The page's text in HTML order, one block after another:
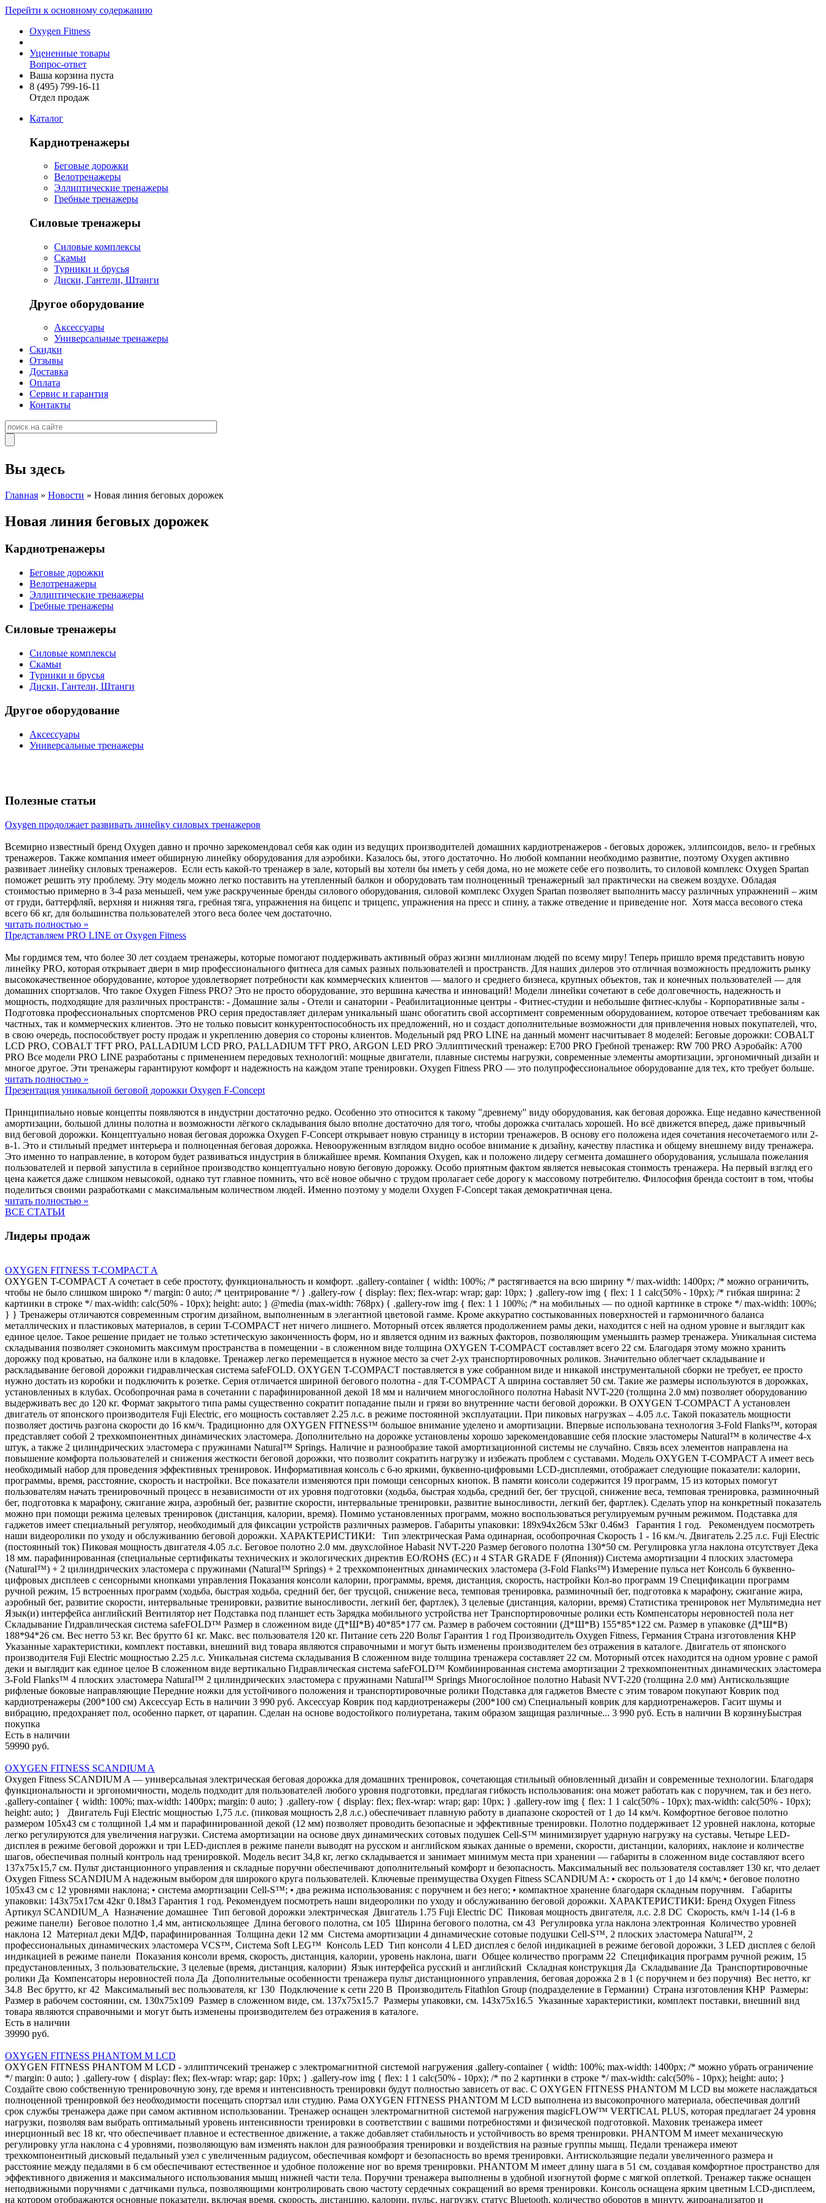
Перейти к основному содержанию
Oxygen Fitness
Уцененные товары
Вопрос-ответ
Ваша корзина пуста
8 (495) 799-16-11
Отдел продаж
Каталог
Кардиотренажеры
Беговые дорожки
Велотренажеры
Эллиптические тренажеры
Гребные тренажеры
Силовые тренажеры
Силовые комплексы
Скамьи
Турники и брусья
Диски, Гантели, Штанги
Другое оборудование
Аксессуары
Универсальные тренажеры
Скидки
Отзывы
Доставка
Оплата
Сервис и гарантия
Контакты
Вы здесь
Главная » Новости » Новая линия беговых дорожек
Новая линия беговых дорожек
Кардиотренажеры
Беговые дорожки
Велотренажеры
Эллиптические тренажеры
Гребные тренажеры
Силовые тренажеры
Силовые комплексы
Скамьи
Турники и брусья
Диски, Гантели, Штанги
Другое оборудование
Аксессуары
Универсальные тренажеры
Полезные статьи
Oxygen продолжает развивать линейку силовых тренажеров
Всемирно известный бренд Oxygen давно и прочно зарекомендовал себя как один из ведущих производителей домашних кардиотренажеров - беговых дорожек, эллипсоидов, вело- и гребных
тренажеров. Также компания имеет обширную линейку оборудования для аэробики. Казалось бы, этого достаточно. Но любой компании необходимо развитие, поэтому Oxygen активно
развивает линейку силовых тренажеров. Если есть какой-то тренажер в зале, который вы хотели бы иметь у себя дома, но не можете себе его позволить, то силовой комплекс Oxygen Spartan
поможет решить эту проблему. Эту модель можно легко поставить на утепленный балкон и оборудовать там полноценный тренажерный зал практически на свежем воздухе. Обладая
стоимостью примерно в 3-4 раза меньшей, чем уже раскрученные бренды силового оборудования, силовой комплекс Oxygen Spartan позволяет выполнить массу различных упражнений – жим
от груди, баттерфляй, верхняя и нижняя тяга, гребная тяга, упражнения на бицепс и трицепс, упражнения на пресс и спину, а также отведение и приведение ног. Хотя масса весового стека
всего 66 кг, для большинства пользователей этого веса более чем достаточно.
читать полностью »
Представляем PRO LINE от Oxygen Fitness
Мы гордимся тем, что более 30 лет создаем тренажеры, которые помогают поддерживать активный образ жизни миллионам людей по всему миру! Теперь пришло время представить новую
линейку PRO, которая открывает двери в мир профессионального фитнеса для самых разных пользователей и пространств. Для наших дилеров это отличная возможность предложить рынку
высококачественное оборудование, которое удовлетворяет потребности как коммерческих клиентов — малого и среднего бизнеса, крупных объектов, так и конечных пользователей — для
домашних спортзалов. Что такое Oxygen Fitness PRO? Это не просто оборудование, это вершина качества и инноваций! Модели линейки сочетают в себе долговечность, надежность и
мощность, подходящие для различных пространств: - Домашние залы - Отели и санатории - Реабилитационные центры - Фитнес-студии и небольшие фитнес-клубы - Корпоративные залы -
Подготовка профессиональных спортсменов PRO серия предоставляет дилерам уникальный шанс обогатить свой ассортимент современным оборудованием, которое отвечает требованиям как
частных, так и коммерческих клиентов. Это не только повысит конкурентоспособность их предложений, но и создаст дополнительные возможности для привлечения новых покупателей, что,
в свою очередь, поспособствует росту продаж и укреплению доверия со стороны клиентов. Модельный ряд PRO LINE на данный момент насчитывает 8 моделей: Беговые дорожки: COBALT
LCD PRO, COBALT TFT PRO, PALLADIUM LCD PRO, PALLADIUM TFT PRO, ARGON LED PRO Эллиптический тренажер: E700 PRO Гребной тренажер: RW 700 PRO Аэробайк: A700
PRO Все модели PRO LINE разработаны с применением передовых технологий: мощные двигатели, плавные системы нагрузки, современные элементы амортизации, эргономичный дизайн и
многое другое. Эти тренажеры гарантируют комфорт и надежность на каждом этапе тренировки. Oxygen Fitness PRO — это полупрофессиональное оборудование для тех, кто требует больше.
читать полностью »
Презентация уникальной беговой дорожки Oxygen F-Concept
Принципиально новые концепты появляются в индустрии достаточно редко. Особенно это относится к такому "древнему" виду оборудования, как беговая дорожка. Еще недавно качественной
амортизации, большой длины полотна и возможности лёгкого складывания было вполне достаточно для того, чтобы дорожка считалась хорошей. Но всё движется вперед, даже привычный
вид беговой дорожки. Концептуально новая беговая дорожка Oxygen F-Concept открывает новую страницу в истории тренажеров. В основу его положена идея сочетания несочетаемого или 2-
в-1. Это и стильный предмет интерьера и полноценная беговая дорожка. Невооруженным взглядом видно особое внимание к дизайну, качеству пластика и общему внешнему виду тренажера.
Это именно то направление, в котором будет развиваться индустрия в ближайшее время. Компания Oxygen, как и положено лидеру сегмента домашнего оборудования, услышала пожелания
пользователей и первой запустила в серийное производство концептуально новую беговую дорожку. Особо приятным фактом является невысокая стоимость тренажера. На первый взгляд его
цена кажется даже слишком невысокой, однако тут главное помнить, что всё новое обычно с трудом пролагает себе дорогу к массовому потребителю. Философия бренда состоит в том, чтобы
поделиться своими разработками с максимальным количеством людей. Именно поэтому у модели Oxygen F-Concept такая демократичная цена.
читать полностью »
ВСЕ СТАТЬИ
Лидеры продаж
OXYGEN FITNESS T-COMPACT A
OXYGEN T-COMPACT A сочетает в себе простоту, функциональность и комфорт. .gallery-container { width: 100%; /* растягивается на всю ширину */ max-width: 1400px; /* можно ограничить,
чтобы не было слишком широко */ margin: 0 auto; /* центрирование */ } .gallery-row { display: flex; flex-wrap: wrap; gap: 10px; } .gallery-row img { flex: 1 1 calc(50% - 10px); /* гибкая ширина: 2
картинки в строке */ max-width: calc(50% - 10px); height: auto; } @media (max-width: 768px) { .gallery-row img { flex: 1 1 100%; /* на мобильных — по одной картинке в строке */ max-width: 100%;
} } Тренажеры отличаются современным строгим дизайном, выполненным в элегантной цветовой гамме. Кроме аккуратно состыкованных поверхностей и гармоничного баланса
металлических и пластиковых материалов, в серии T-COMPACT нет ничего лишнего. Моторный отсек является продолжением рамы деки, находится с ней на одном уровне и выглядит как
единое целое. Такое решение придает не только эстетическую законченность форм, но и является одним из важных факторов, позволяющим уменьшить размер тренажера. Уникальная система
складывания позволяет сэкономить максимум пространства в помещении - в сложенном виде толщина OXYGEN T-COMPACT составляет всего 22 см. Благодаря этому можно хранить
дорожку под кроватью, на балконе или в кладовке. Тренажер легко перемещается в нужное место за счет 2-ух транспортировочных роликов. Значительно облегчает складывание и
раскладывание беговой дорожки гидравлическая система safeFOLD. OXYGEN T-COMPACT поставляется в уже собранном виде и никакой инструментальной сборки не требует, ее просто
нужно достать из коробки и подключить к розетке. Серия отличается шириной бегового полотна - для T-COMPACT A ширина составляет 50 см. Такие же размеры используются в дорожках,
установленных в клубах. Особопрочная рама в сочетании с парафинированной декой 18 мм и наличием многослойного полотна Habasit NVT-220 (толщина 2.0 мм) позволяет оборудованию
выдерживать вес до 120 кг. Формат закрытого типа рамы существенно сократит попадание пыли и грязи во внутренние части беговой дорожки. В OXYGEN T-COMPACT A установлен
двигатель от японского производителя Fuji Electric, его мощность составляет 2.25 л.с. в режиме постоянной эксплуатации. При пиковых нагрузках – 4.05 л.с. Такой показатель мощности
позволяет достичь разгона скорости до 16 км/ч. Традиционно для OXYGEN FITNESS™ большое внимание уделено и амортизации. Впервые использована технология 3-Fold Flanks™, которая
представляет собой 2 трехкомпонентных динамических эластомера. Дополнительно на дорожке установлены хорошо зарекомендовавшие себя плоские эластомеры Natural™ в количестве 4-х
штук, а также 2 цилиндрических эластомера с пружинами Natural™ Springs. Наличие и разнообразие такой амортизационной системы не случайно. Связь всех элементов направлена на
повышение комфорта пользователей и снижения жесткости беговой дорожки, что позволит сократить нагрузку и избежать проблем с суставами. Модель OXYGEN T-COMPACT A имеет весь
необходимый набор для проведения эффективных тренировок. Информативная консоль с 6-ю яркими, буквенно-цифровыми LCD-дисплеями, отображает следующие показатели: калории,
программы, время, расстояние, скорость и настройки. Все показатели изменяются при помощи сенсорных кнопок. В памяти консоли содержится 19 программ, 15 из которых помогут
пользователям начать тренировочный процесс в независимости от их уровня подготовки (ходьба, быстрая ходьба, средний бег, бег трусцой, снижение веса, темповая тренировка, разминочный
бег, подготовка к марафону, сжигание жира, аэробный бег, развитие скорости, интервальные тренировки, развитие выносливости, легкий бег, фартлек). Сделать упор на конкретный показатель
можно при помощи режима целевых тренировок (дистанция, калории, время). Помимо установленных программ, можно воспользоваться регулируемым ручным режимом. Подставка для
гаджетов имеет специальный регулятор, необходимый для фиксации устройств различных размеров. Габариты упаковки: 189х94х26см 53кг 0.46м3 Гарантия 1 год. Рекомендуем посмотреть
наши видеоролики по уходу и обслуживанию беговой дорожки. ХАРАКТЕРИСТИКИ: Тип электрическая Рама одинарная, особопрочная Скорость 1 - 16 км./ч. Двигатель 2.25 л.с. Fuji Electric
(постоянный ток) Пиковая мощность двигателя 4.05 л.с. Беговое полотно 2.0 мм. двухслойное Habasit NVT-220 Размер бегового полотна 130*50 см. Регулировка угла наклона отсутствует Дека
18 мм. парафинированная (специальные сертификаты технических и экологических директив EO/ROHS (ЕС) и 4 STAR GRADE F (Япония)) Система амортизации 4 плоских эластомера
(Natural™) + 2 цилиндрических эластомера с пружинами (Natural™ Springs) + 2 трехкомпонентных динамических эластомера (3-Fold Flanks™) Измерение пульса нет Консоль 6 буквенно-
цифровых дисплеев с сенсорными кнопками управления Показания консоли калории, программы, время, дистанция, скорость, настройки Кол-во программ 19 Спецификации программ
ручной режим, 15 встроенных программ (ходьба, быстрая ходьба, средний бег, бег трусцой, снижение веса, темповая тренировка, разминочный бег, подготовка к марафону, сжигание жира,
аэробный бег, развитие скорости, интервальные тренировки, развитие выносливости, легкий бег, фартлек), 3 целевые (дистанция, калории, время) Статистика тренировок нет Мультимедиа нет
Язык(и) интерфейса английский Вентилятор нет Подставка под планшет есть Зарядка мобильного устройства нет Транспортировочные ролики есть Компенсаторы неровностей пола нет
Складывание Гидравлическая система safeFOLD™ Размер в сложенном виде (Д*Ш*В) 40*85*177 см. Размер в рабочем состоянии (Д*Ш*В) 155*85*122 см. Размер в упаковке (Д*Ш*В)
188*94*26 см. Вес нетто 53 кг. Вес брутто 61 кг. Макс. вес пользователя 120 кг. Питание сеть 220 Вольт Гарантия 1 год Производитель Oxygen Fitness, Германия Страна изготовления КНР
Указанные характеристики, комплект поставки, внешний вид товара являются справочными и могут быть изменены производителем без отражения в каталоге. Двигатель от японского
производителя Fuji Electric мощностью 2.25 л.с. Уникальная система складывания В сложенном виде толщина тренажера составляет 22 см. Моторный отсек находится на одном уровне с рамой
деки и выглядит как единое целое В сложенном виде вертикально Гидравлическая система safeFOLD™ Комбинированная система амортизации 2 трехкомпонентных динамических эластомера
3-Fold Flanks™ 4 плоских эластомера Natural™ 2 цилиндрических эластомера с пружинами Natural™ Springs Многослойное полотно Habasit NVT-220 (толщина 2.0 мм) Антискользящие
рифленые боковые направляющие Передние ножки для устойчивого положения и транспортировочные ролики Подставка для гаджетов Вместе с этим товаром покупают Коврик под
кардиотренажеры (200*100 см) Аксессуар Есть в наличии 3 990 руб. Аксессуар Коврик под кардиотренажеры (200*100 см) Специальный коврик для кардиотренажеров. Гасит шумы и
вибрацию, предохраняет пол, особенно паркет, от царапин. Сделан на основе водостойкого полиуретана, таким образом защищая различные... 3 990 руб. Есть в наличии В корзинуБыстрая
покупка
Есть в наличии
59990 руб.
OXYGEN FITNESS SCANDIUM A
Oxygen Fitness SCANDIUM A — универсальная электрическая беговая дорожка для домашних тренировок, сочетающая стильный обновленный дизайн и современные технологии. Благодаря
функциональности и эргономичности, модель подходит для пользователей любого уровня подготовки, предлагая гибкость использования: она может работать как с поручнем, так и без него.
.gallery-container { width: 100%; max-width: 1400px; margin: 0 auto; } .gallery-row { display: flex; flex-wrap: wrap; gap: 10px; } .gallery-row img { flex: 1 1 calc(50% - 10px); max-width: calc(50% - 10px);
height: auto; } Двигатель Fuji Electric мощностью 1,75 л.с. (пиковая мощность 2,8 л.с.) обеспечивает плавную работу в диапазоне скоростей от 1 до 14 км/ч. Комфортное беговое полотно
размером 105х43 см с толщиной 1,4 мм и парафинированной декой (12 мм) позволяет проводить безопасные и эффективные тренировки. Полотно поддерживает 12 уровней наклона, которые
легко регулируются для увеличения нагрузки. Система амортизации на основе двух динамических сотовых подушек Cell-S™ минимизирует ударную нагрузку на суставы. Четыре LED-
дисплея в режиме беговой дорожки и три LED-дисплея в режиме панели выводят на русском и английском языках данные о времени, скорости, дистанции, калориях, наклоне и количестве
шагов, обеспечивая полный контроль над тренировкой. Модель весит 34,8 кг, легко складывается и занимает минимум места при хранении — габариты в сложенном виде составляют всего
137х75х15,7 см. Пульт дистанционного управления и складные поручни обеспечивают дополнительный комфорт и безопасность. Максимальный вес пользователя составляет 130 кг, что делает
Oxygen Fitness SCANDIUM A надежным выбором для широкого круга пользователей. Ключевые преимущества Oxygen Fitness SCANDIUM A: • скорость от 1 до 14 км/ч; • беговое полотно
105х43 см с 12 уровнями наклона; • система амортизации Cell-S™; • два режима использования: с поручнем и без него; • компактное хранение благодаря складным поручням. Габариты
упаковки: 143х75х17см 42кг 0.18м3 Гарантия 1 год. Рекомендуем посмотреть наши видеоролики по уходу и обслуживанию беговой дорожки. ХАРАКТЕРИСТИКИ: Бренд Oxygen Fitness
Артикул SCANDIUM_A Назначение домашнее Тип беговой дорожки электрическая Двигатель 1.75 Fuji Electric DC Пиковая мощность двигателя, л.с. 2.8 DC Скорость, км/ч 1-14 (1-6 в
режиме панели) Беговое полотно 1,4 мм, антискользящее Длина бегового полотна, см 105 Ширина бегового полотна, см 43 Регулировка угла наклона электронная Количество уровней
наклона 12 Материал деки МДФ, парафинированная Толщина деки 12 мм Система амортизации 4 динамические сотовые подушки Cell-S™, 2 плоских эластомера Natural™, 2
профессиональных динамических эластомера VCS™, Система Soft LEG™ Консоль LED Тип консоли 4 LED дисплея с белой индикацией в режиме беговой дорожки, 3 LED дисплея с белой
индикацией в режиме панели Показания консоли время, скорость, дистанция, калории, уровень наклона, шаги Общее количество программ 22 Спецификация программ ручной режим, 15
предустановленных, 3 пользовательские, 3 целевые (время, дистанция, калории) Язык интерфейса русский и английский Складная конструкция Да Складывание Да Транспортировочные
ролики Да Компенсаторы неровностей пола Да Дополнительные особенности тренажера пульт дистанционного управления, беговая дорожка 2 в 1 (с поручнем и без поручня) Вес нетто, кг
34.8 Вес брутто, кг 42 Максимальный вес пользователя, кг 130 Подключение к сети 220 В Производитель Fitathlon Group (подразделение в Германии) Страна изготовления КНР Размеры:
Размер в рабочем состоянии, см. 130х75x109 Размер в сложенном виде, см. 137х75x15.7 Размеры упаковки, см. 143х75x16.5 Указанные характеристики, комплект поставки, внешний вид
товара являются справочными и могут быть изменены производителем без отражения в каталоге.
Есть в наличии
39990 руб.
OXYGEN FITNESS PHANTOM M LCD
OXYGEN FITNESS PHANTOM M LCD - эллиптичсекий тренажер с электромагнитной системой нагружения .gallery-container { width: 100%; max-width: 1400px; /* можно убрать ограничение
*/ margin: 0 auto; } .gallery-row { display: flex; flex-wrap: wrap; gap: 10px; } .gallery-row img { flex: 1 1 calc(50% - 10px); /* по 2 картинки в строке */ max-width: calc(50% - 10px); height: auto; }
Создайте свою собственную тренировочную зону, где время и интенсивность тренировки будут полностью зависеть от вас. С OXYGEN FITNESS PHANTOM M LCD вы можете наслаждаться
полноценной тренировкой без необходимости посещать спортзал или студию. Рама OXYGEN FITNESS PHANTOM M LCD выполнена из высокопрочного материала, обеспечивая долгий
срок службы тренажера даже при самом активном использовании. Тренажер оснащен электромагнитной системой нагружения magicFLOW™ VERTICAL PLUS, которая предлагает 24 уровня
нагрузки, позволяя вам выбрать оптимальный уровень интенсивности тренировки в соответствии с вашими потребностями и физической подготовкой. Маховик тренажера имеет
инерционный вес 18 кг, что обеспечивает плавное и естественное движение, а также добавляет стабильность и устойчивость во время тренировки. PHANTOM M имеет механическую
регулировку угла наклона с 4 уровнями, позволяющую вам изменять наклон для разнообразия тренировки и воздействия на разные группы мышц. Педали тренажера имеют
трехкомпонентный дисковый педальный узел с увеличенным радиусом, обеспечивая комфорт и безопасность во время тренировки. Антискользящие педали увеличенного размера и
расстояние между педалями в 6 см обеспечивают естественное и удобное положение ног во время тренировки. PHANTOM M имеет длину шага в 51 см, создавая комфортное пространство для
эффективного движения и максимального использования мышц нижней части тела. Поручни тренажера выполнены в удобной изогнутой форме с мягкой оплеткой. Тренажер также оснащен
неподвижными поручнями с датчиками пульса, позволяющими контролировать свою частоту сердечных сокращений во время тренировки. Консоль оснащена ярким цветным LCD-дисплеем,
на котором отображаются основные показатели, включая время, скорость, дистанцию, калории, пульс, нагрузку, статус Bluetooth, количество оборотов в минуту, жироанализатор и